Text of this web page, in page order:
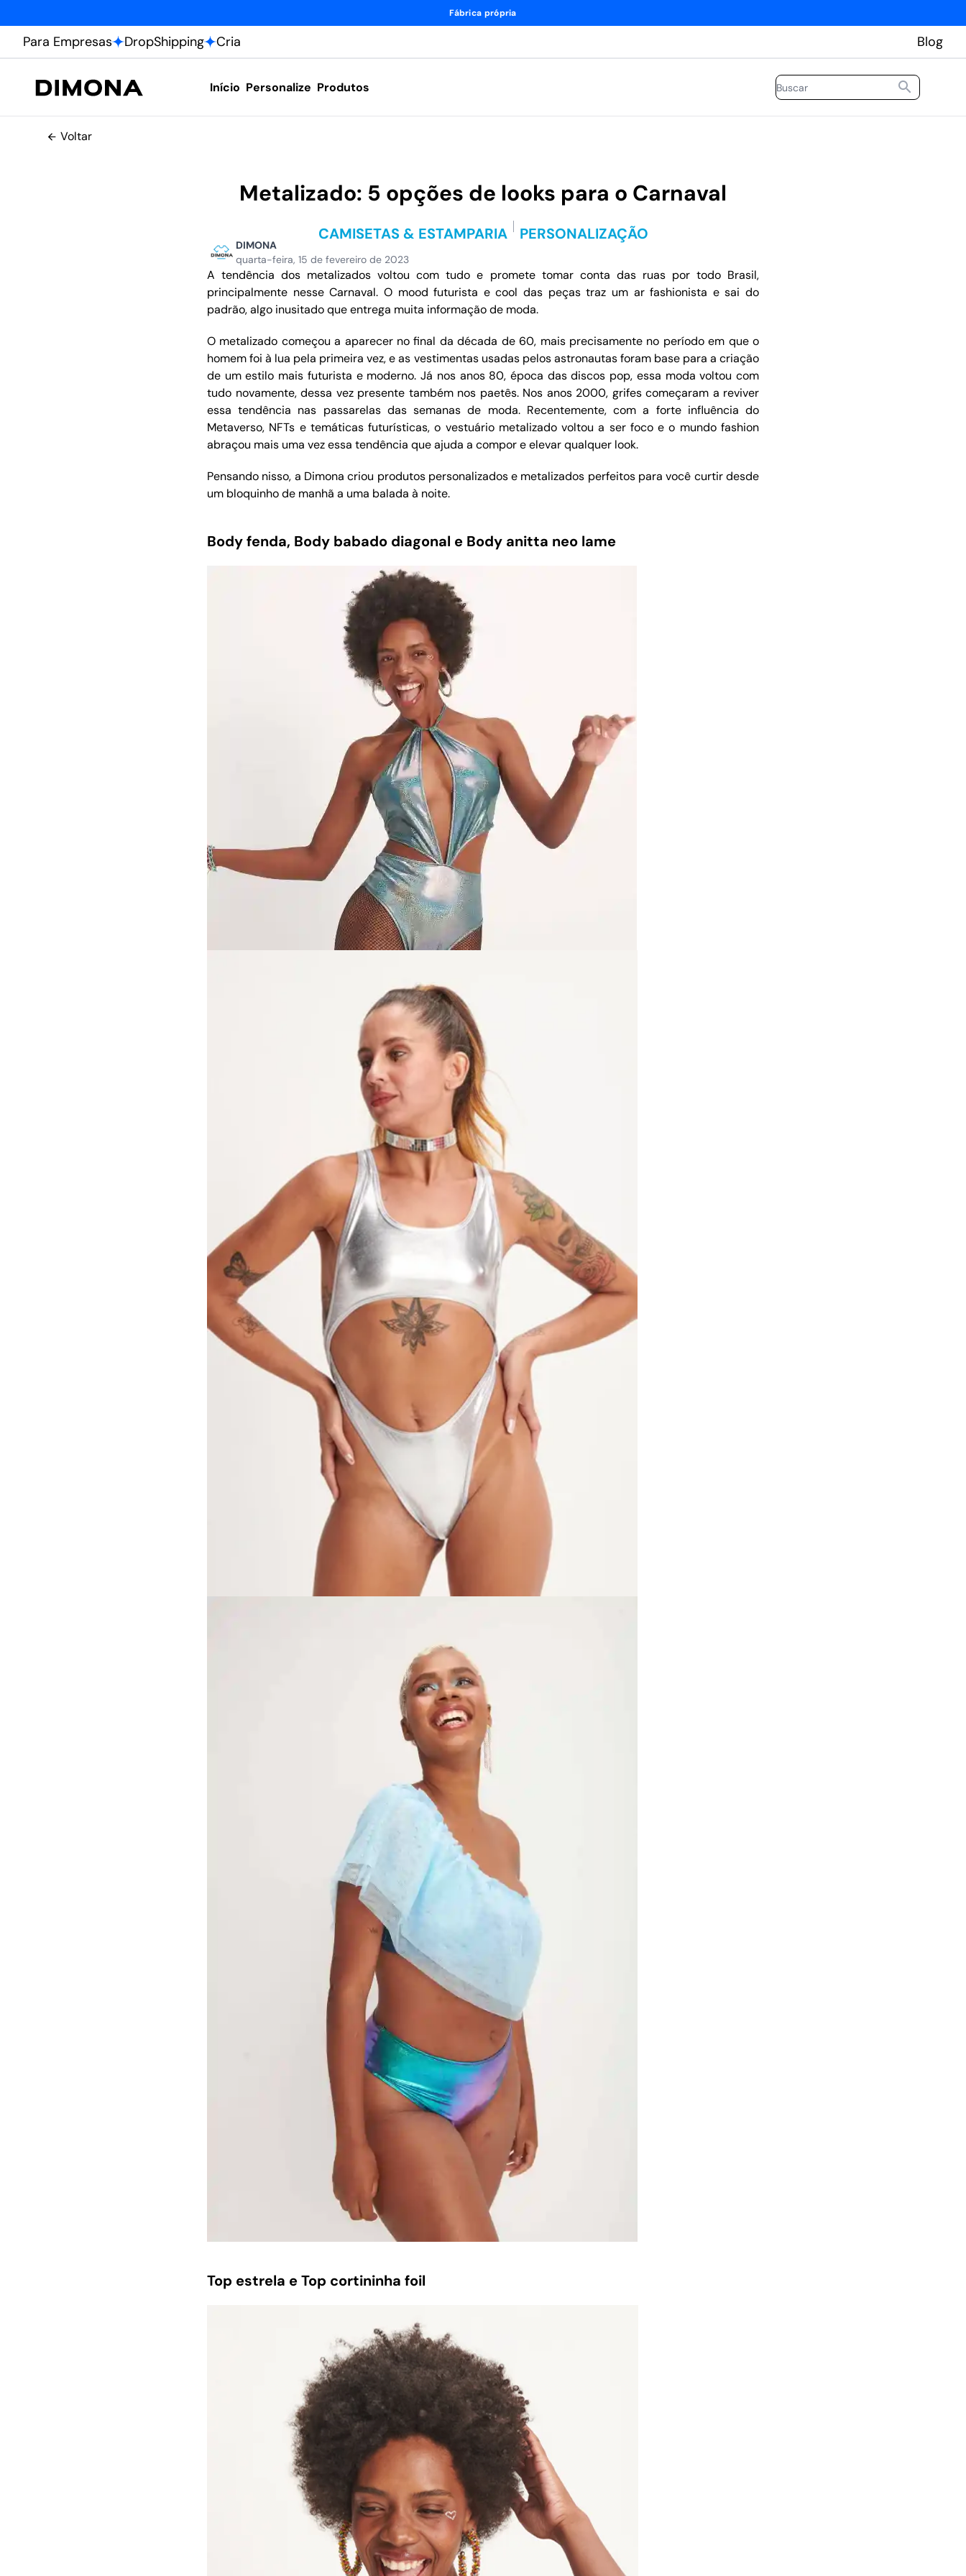
Fábrica própria
Para Empresas DropShipping Cria Blog
Início Personalize Produtos
Voltar
Metalizado: 5 opções de looks para o Carnaval
CAMISETAS & ESTAMPARIA PERSONALIZAÇÃO
DIMONA
quarta-feira, 15 de fevereiro de 2023
A tendência dos metalizados voltou com tudo e promete tomar conta das ruas por todo Brasil,
principalmente nesse Carnaval. O mood futurista e cool das peças traz um ar fashionista e sai do
padrão, algo inusitado que entrega muita informação de moda.
O metalizado começou a aparecer no final da década de 60, mais precisamente no período em que o
homem foi à lua pela primeira vez, e as vestimentas usadas pelos astronautas foram base para a criação
de um estilo mais futurista e moderno. Já nos anos 80, época das discos pop, essa moda voltou com
tudo novamente, dessa vez presente também nos paetês. Nos anos 2000, grifes começaram a reviver
essa tendência nas passarelas das semanas de moda. Recentemente, com a forte influência do
Metaverso, NFTs e temáticas futurísticas, o vestuário metalizado voltou a ser foco e o mundo fashion
abraçou mais uma vez essa tendência que ajuda a compor e elevar qualquer look.
Pensando nisso, a Dimona criou produtos personalizados e metalizados perfeitos para você curtir desde
um bloquinho de manhã a uma balada à noite.
Body fenda, Body babado diagonal e Body anitta neo lame
Top estrela e Top cortininha foil